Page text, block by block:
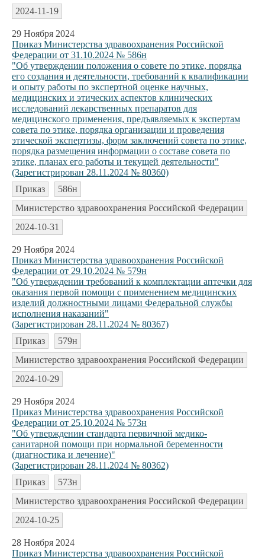
2024-11-19
29 Ноября 2024
Приказ Министерства здравоохранения Российской
Федерации от 31.10.2024 № 586н
"Об утверждении положения о совете по этике, порядка
его создания и деятельности, требований к квалификации
и опыту работы по экспертной оценке научных,
медицинских и этических аспектов клинических
исследований лекарственных препаратов для
медицинского применения, предъявляемых к экспертам
совета по этике, порядка организации и проведения
этической экспертизы, форм заключений совета по этике,
порядка размещения информации о составе совета по
этике, планах его работы и текущей деятельности"
(Зарегистрирован 28.11.2024 № 80360)
Приказ
586н
Министерство здравоохранения Российской Федерации
2024-10-31
29 Ноября 2024
Приказ Министерства здравоохранения Российской
Федерации от 29.10.2024 № 579н
"Об утверждении требований к комплектации аптечки для
оказания первой помощи с применением медицинских
изделий должностными лицами Федеральной службы
исполнения наказаний"
(Зарегистрирован 28.11.2024 № 80367)
Приказ
579н
Министерство здравоохранения Российской Федерации
2024-10-29
29 Ноября 2024
Приказ Министерства здравоохранения Российской
Федерации от 25.10.2024 № 573н
"Об утверждении стандарта первичной медико-
санитарной помощи при нормальной беременности
(диагностика и лечение)"
(Зарегистрирован 28.11.2024 № 80362)
Приказ
573н
Министерство здравоохранения Российской Федерации
2024-10-25
28 Ноября 2024
Приказ Министерства здравоохранения Российской